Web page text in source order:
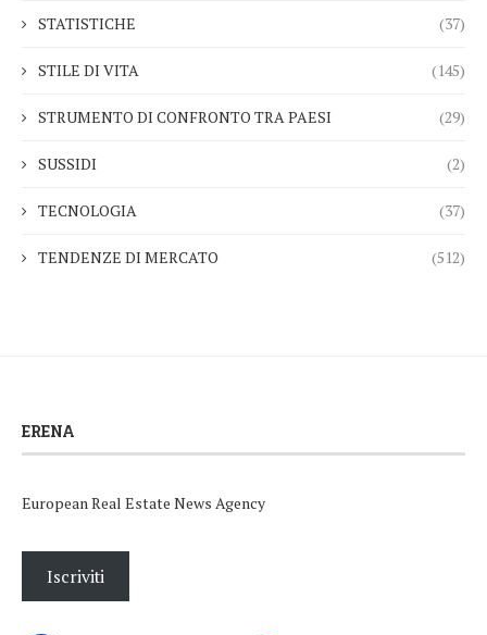
STATISTICHE (37)
STILE DI VITA (145)
STRUMENTO DI CONFRONTO TRA PAESI (29)
SUSSIDI (2)
TECNOLOGIA (37)
TENDENZE DI MERCATO (512)
ERENA
European Real Estate News Agency
Iscriviti